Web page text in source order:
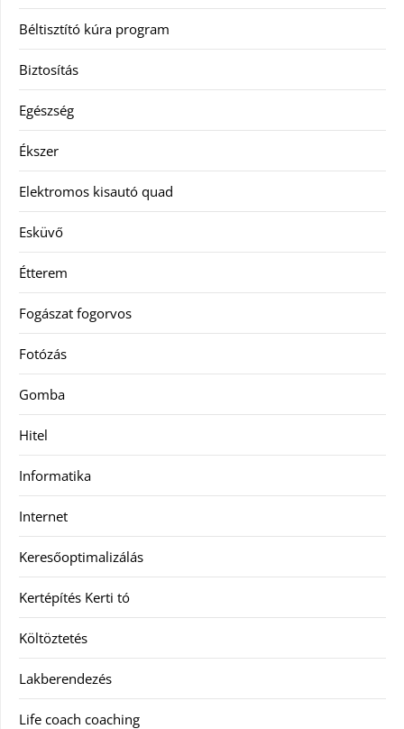
Béltisztító kúra program
Biztosítás
Egészség
Ékszer
Elektromos kisautó quad
Esküvő
Étterem
Fogászat fogorvos
Fotózás
Gomba
Hitel
Informatika
Internet
Keresőoptimalizálás
Kertépítés Kerti tó
Költöztetés
Lakberendezés
Life coach coaching